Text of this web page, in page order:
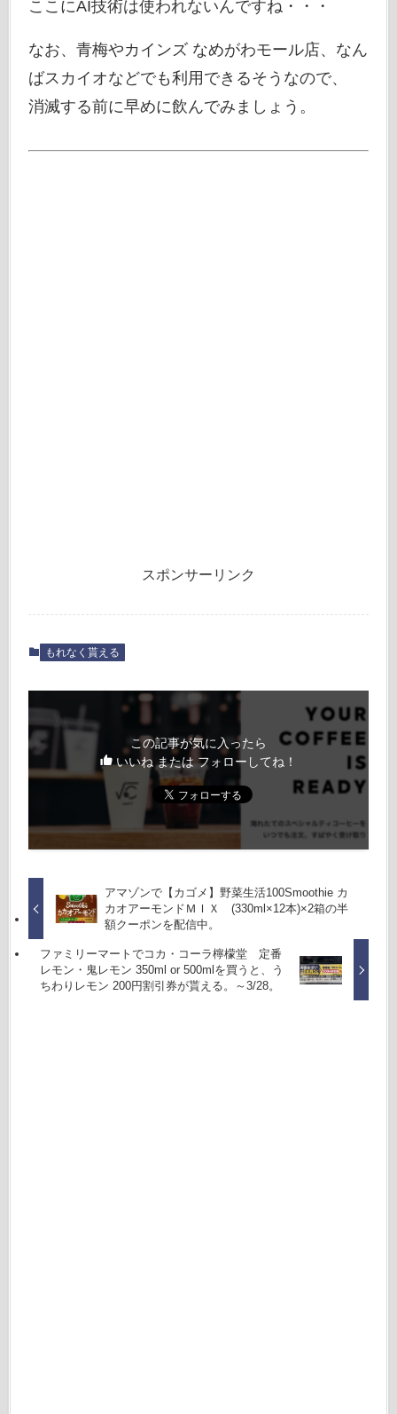
ここにAI技術は使われないんですね・・・
なお、青梅やカインズ なめがわモール店、なん
ばスカイオなどでも利用できるそうなので、
消滅する前に早めに飲んでみましょう。
スポンサーリンク
もれなく貰える
この記事が気に入ったら
いいね または フォローしてね！
アマゾンで【カゴメ】野菜生活100Smoothie カ
カオアーモンドＭＩＸ (330ml×12本)×2箱の半
額クーポンを配信中。
ファミリーマートでコカ・コーラ檸檬堂 定番
レモン・鬼レモン 350ml or 500mlを買うと、う
ちわりレモン 200円割引券が貰える。～3/28。